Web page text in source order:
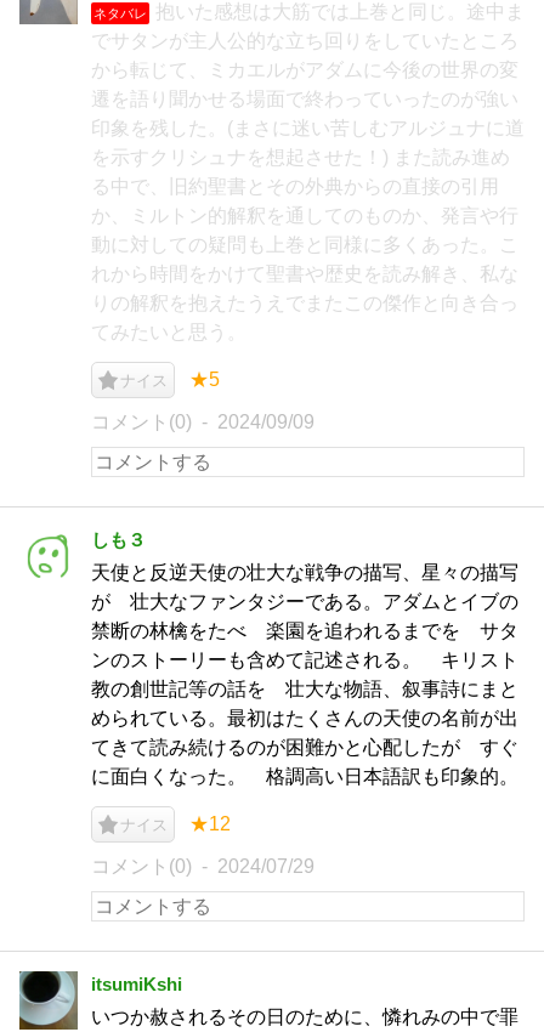
ネタバレ
抱いた感想は大筋では上巻と同じ。途中ま
でサタンが主人公的な立ち回りをしていたところ
から転じて、ミカエルがアダムに今後の世界の変
遷を語り聞かせる場面で終わっていったのが強い
印象を残した。(まさに迷い苦しむアルジュナに道
を示すクリシュナを想起させた！) また読み進め
る中で、旧約聖書とその外典からの直接の引用
か、ミルトン的解釈を通してのものか、発言や行
動に対しての疑問も上巻と同様に多くあった。こ
れから時間をかけて聖書や歴史を読み解き、私な
りの解釈を抱えたうえでまたこの傑作と向き合っ
てみたいと思う。
ナイス ★5
コメント(0) 2024/09/09
しも３
天使と反逆天使の壮大な戦争の描写、星々の描写
が 壮大なファンタジーである。アダムとイブの
禁断の林檎をたべ 楽園を追われるまでを サタ
ンのストーリーも含めて記述される。 キリスト
教の創世記等の話を 壮大な物語、叙事詩にまと
められている。最初はたくさんの天使の名前が出
てきて読み続けるのが困難かと心配したが すぐ
に面白くなった。 格調高い日本語訳も印象的。
ナイス ★12
コメント(0) 2024/07/29
itsumiKshi
いつか赦されるその日のために、憐れみの中で罪